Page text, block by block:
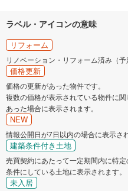
ラベル・アイコンの意味
リフォーム
リノベーション・リフォーム済み（
価格更新
価格の更新があった物件です。
複数の価格が表示されている物件に
あった場合に表示されます。
NEW
情報公開日が7日以内の場合に表示され
建築条件付き土地
売買契約にあたって一定期間内に特
条件にしている土地に表示されます。
未入居